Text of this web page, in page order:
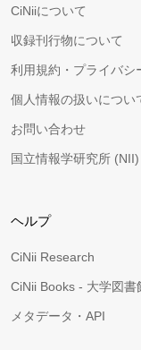
CiNiiについて
収録刊行物について
利用規約・プライバシ
個人情報の扱いについ
お問い合わせ
国立情報学研究所 (NII)
ヘルプ
CiNii Research
CiNii Books - 大学図書
メタデータ・API